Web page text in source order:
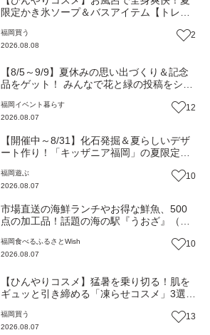
限定かき氷ソープ＆バスアイテム【トレン
福岡 買う
2026.08.08
2
【8/5～9/9】夏休みの思い出づくり＆記念
品をゲット！ みんなで花と緑の投稿をシェ
レンジ【一人一花はなきん便り】Vol.55
福岡 イベント暮らす
2026.08.07
12
【開催中～8/31】化石発掘＆夏らしいデザ
ート作り！「キッザニア福岡」の夏限定ア
福岡遊ぶ
2026.08.07
10
市場直送の海鮮ランチやお得な鮮魚、500
点の加工品！話題の海の駅『うおざ』（福
福岡食べる ふるさとWish
2026.08.07
10
【ひんやりコスメ】猛暑を乗り切る！肌を
ギュッと引き締める「凍らせコスメ」3選
福岡 買う
2026.08.07
13